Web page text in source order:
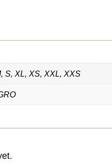
S, XL, XS, XXL, XXS